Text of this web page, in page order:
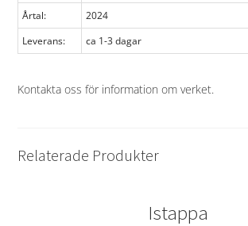
Årtal:
2024
Leverans:
ca 1-3 dagar
Kontakta oss för information om verket.
Relaterade Produkter
Istappa